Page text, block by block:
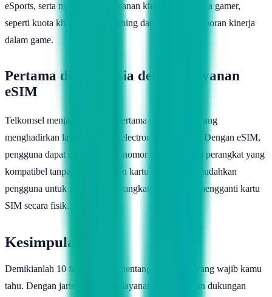
eSports, serta meluncurkan layanan khusus untuk para gamer,
seperti kuota khusus untuk gaming dan layanan pelaporan kinerja
dalam game.
Pertama di Indonesia dengan Layanan
eSIM
Telkomsel menjadi penyedia pertama di Indonesia yang
menghadirkan layanan eSIM (electronic SIM card). Dengan eSIM,
pengguna dapat mengaktifkan nomor Telekomsel di perangkat yang
kompatibel tanpa menggunakan kartu fisik. Ini memudahkan
pengguna untuk mengganti perangkat tanpa harus mengganti kartu
SIM secara fisik.
Kesimpulan
Demikianlah 10 fakta menarik tentang Telkomsel yang wajib kamu
tahu. Dengan jaringan terluas, layanan 4G LTE, dan dukungan